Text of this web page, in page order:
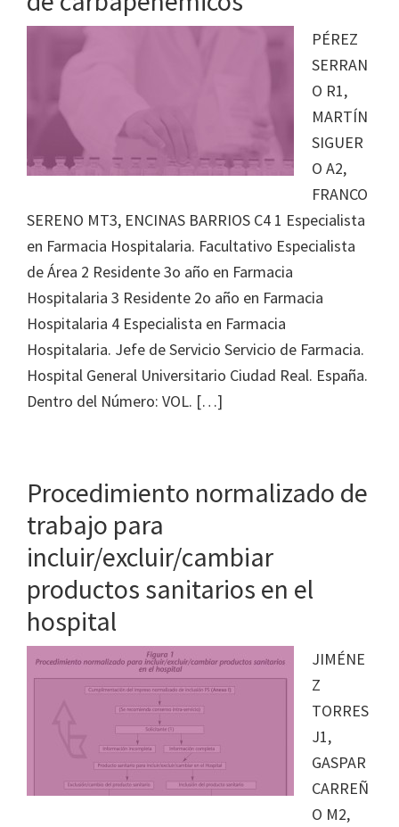
PÉREZ
SERRAN
O R1,
MARTÍN
SIGUER
O A2,
FRANCO
SERENO MT3, ENCINAS BARRIOS C4 1 Especialista
en Farmacia Hospitalaria. Facultativo Especialista
de Área 2 Residente 3o año en Farmacia
Hospitalaria 3 Residente 2o año en Farmacia
Hospitalaria 4 Especialista en Farmacia
Hospitalaria. Jefe de Servicio Servicio de Farmacia.
Hospital General Universitario Ciudad Real. España.
Dentro del Número: VOL. […]
Procedimiento normalizado de
trabajo para
incluir/excluir/cambiar
productos sanitarios en el
hospital
JIMÉNE
Z
TORRES
J1,
GASPAR
CARREÑ
O M2,